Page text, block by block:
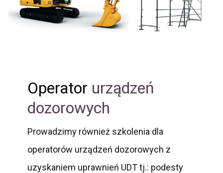
Operator urządzeń
dozorowych
Prowadzimy również szkolenia dla
operatorów urządzeń dozorowych z
uzyskaniem uprawnień UDT tj.: podesty